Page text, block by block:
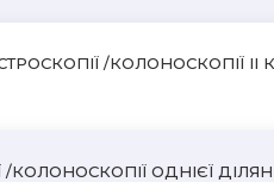
/КОЛОНОСКОПІЇ II
ОДНІЄЇ